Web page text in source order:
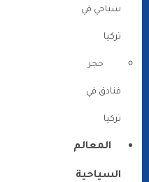
سياحي في
تركيا
حجز
فنادق في
تركيا
المعالم
السياحية